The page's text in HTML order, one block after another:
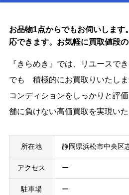
お品物1点からでもお伺いします
応できます。お気軽に買取値段
『きらめき』では、リユースで
でも 積極的にお買取りいたし
コンディションをしっかりと評
舗に負けない高価買取を実現いた
所在地 静岡県浜松市中央区
アクセス ー
駐車場 ー